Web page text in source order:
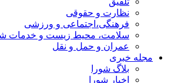
نظارت و حقوقی
فرهنگی،اجتماعی و ورزشی
سلامت، محیط زیست و خدمات
عمران و حمل و نقل
مجله خبری
بلاگ شورا
اخبار شورا